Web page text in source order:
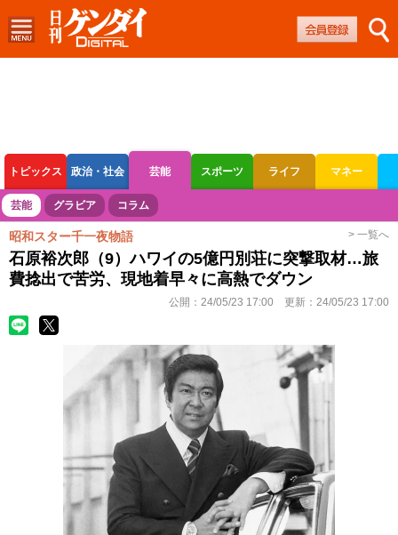
トピックス 政治・社会 芸能 スポーツ ライフ マネー
ボートレース 競輪 オートレース
芸能 グラビア コラム
昭和スター千一夜物語 > 一覧へ
石原裕次郎（9）ハワイの5億円別荘に突撃取材…旅
費捻出で苦労、現地着早々に高熱でダウン
公開： 24/05/23 17:00 更新： 24/05/23 17:00